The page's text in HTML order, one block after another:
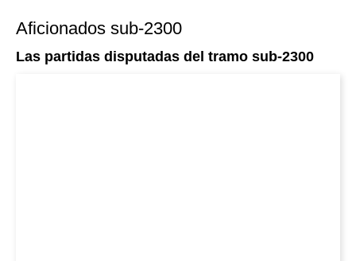
Aficionados sub-2300
Las partidas disputadas del tramo sub-2300